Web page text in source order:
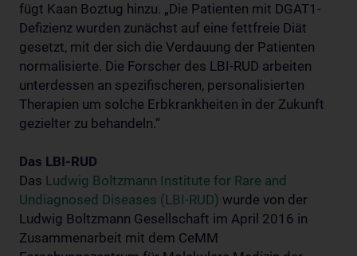
fügt Kaan Boztug hinzu. „Die Patienten mit DGAT1-
Defizienz wurden zunächst auf eine fettfreie Diät
gesetzt, mit der sich die Verdauung der Patienten
normalisierte. Die Forscher des LBI-RUD arbeiten
unterdessen an spezifischeren, personalisierten
Therapien um solche Erbkrankheiten in der Zukunft
gezielter zu behandeln.“
Das LBI-RUD
Das Ludwig Boltzmann Institute for Rare and
Undiagnosed Diseases (LBI-RUD) wurde von der
Ludwig Boltzmann Gesellschaft im April 2016 in
Zusammenarbeit mit dem CeMM